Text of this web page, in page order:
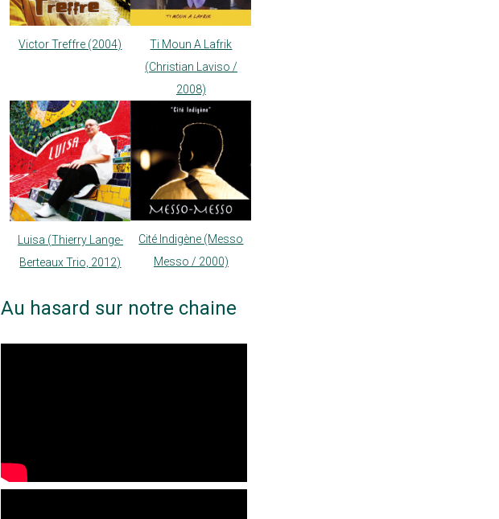
Victor Treffre (2004)
Ti Moun A Lafrik
(Christian Laviso /
2008)
Luisa (Thierry Lange-
Berteaux Trio, 2012)
Cité Indigène (Messo
Messo / 2000)
Au hasard sur notre chaine